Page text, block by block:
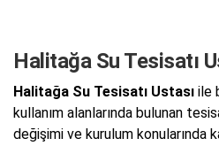
Halitağa Su Tesisatı
Halitağa Su Tesisatı Ustası ile
kullanım alanlarında bulunan
değişimi ve kurulum